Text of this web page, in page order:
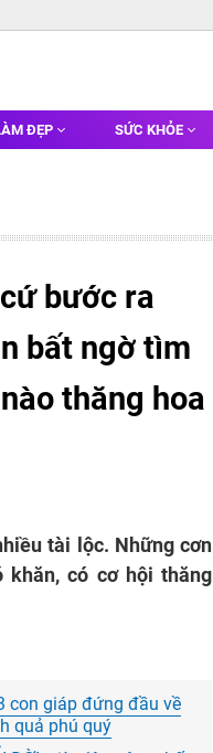
ĐẸP SỨC KHỎE
bước ra
bất ngờ tìm
thăng hoa
tài lộc. Những cơn
khăn, có cơ hội thăng
con giáp đứng đầu về
quả phú quý